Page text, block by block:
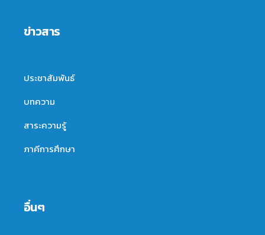
ข่าวสาร
ประชาสัมพันธ์
บทความ
สาระความรู้
ภาคีการศึกษา
อื่นๆ